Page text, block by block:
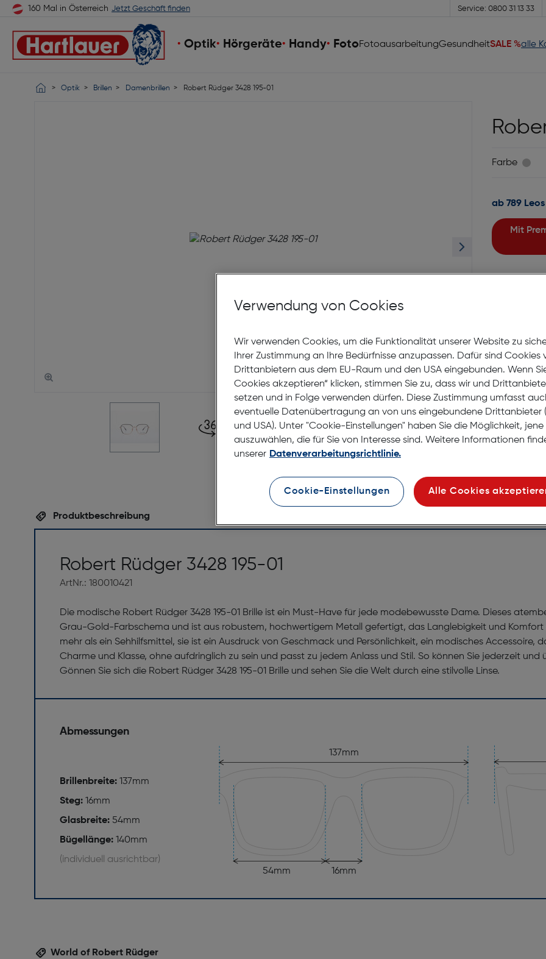
160 Mal in Österreich Jetzt Geschäft finden Service: 0800 31 13 33
Optik Hörgeräte Handy FotoFotoausarbeitungGesundheitSALE %alle
Optik Brillen Damenbrillen Robert Rüdger 3428 195-01
Farbe
ab 789 Leos
Mit Premiumgläsern und Superentspiegelung in Sehstärke
Jetzt
Produktbeschreibung
Robert Rüdger 3428 195-01
ArtNr.: 180010421
Die modische Robert Rüdger 3428 195-01 Brille ist ein Must-Have für jede modebewusste Dame. Dieses
Grau-Gold-Farbschema und ist aus robustem, hochwertigem Metall gefertigt, das Langlebigkeit und Komfort
mehr als ein Sehhilfsmittel, sie ist ein Ausdruck von Geschmack und Persönlichkeit, ein modisches Accessoire,
Charme und Klasse, ohne aufdringlich zu sein und passt zu jedem Anlass und Stil. So können Sie jederzeit
Gönnen Sie sich die Robert Rüdger 3428 195-01 Brille und sehen Sie die Welt durch eine stilvolle Linse.
Abmessungen
Brillenbreite: 137mm
Steg: 16mm
Glasbreite: 54mm
Bügellänge: 140mm
(individuell ausrichtbar)
137mm
16mm
54mm
World of Robert Rüdger
Verwendung von Cookies
Wir verwenden Cookies, um die Funktionalität unserer Website zu
Ihrer Zustimmung an Ihre Bedürfnisse anzupassen. Dafür sind Cookies
Drittanbietern aus dem EU-Raum und den USA eingebunden. Wenn
Cookies akzeptieren“ klicken, stimmen Sie zu, dass wir und
setzen und in Folge verwenden dürfen. Diese Zustimmung umfasst
eventuelle Datenübertragung an von uns eingebundene Drittanbieter
und USA). Unter "Cookie-Einstellungen" haben Sie die Möglichkeit,
auszuwählen, die für Sie von Interesse sind. Weitere Informationen
unserer Datenverarbeitungsrichtlinie.
Cookie-Einstellungen Alle Cookies